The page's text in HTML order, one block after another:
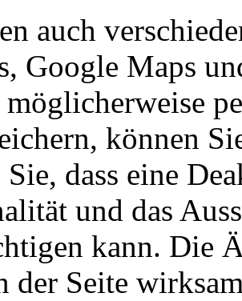
auch
Google Maps
können
Sie, dass eine
und das
kann. Die
der Seite